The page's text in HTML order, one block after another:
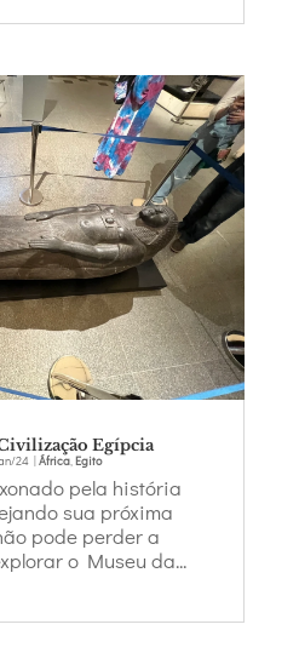
Egípcia
24| África, Egito
pela história
sua próxima
pode perder a
o Museu da...